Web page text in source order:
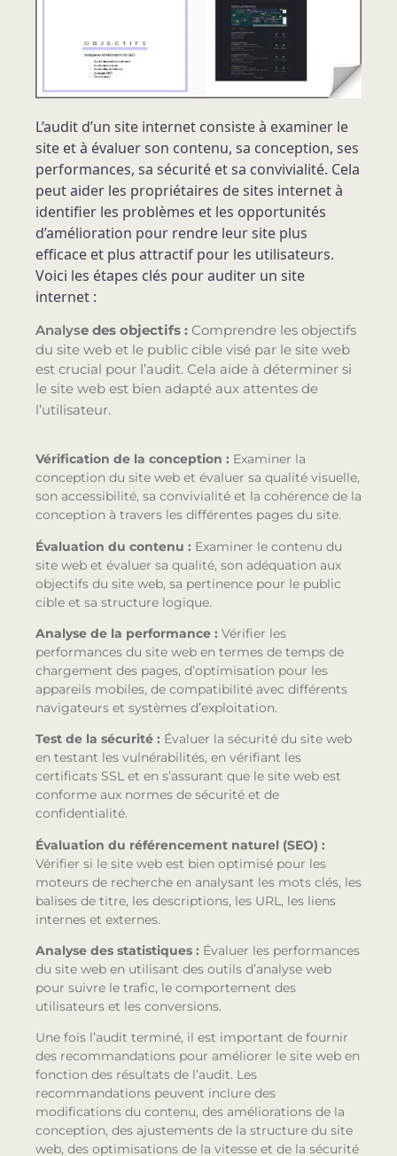
L’audit d’un site internet consiste à examiner le
site et à évaluer son contenu, sa conception, ses
performances, sa sécurité et sa convivialité. Cela
peut aider les propriétaires de sites internet à
identifier les problèmes et les opportunités
d’amélioration pour rendre leur site plus
efficace et plus attractif pour les utilisateurs.
Voici les étapes clés pour auditer un site
internet :
Analyse des objectifs : Comprendre les objectifs
du site web et le public cible visé par le site web
est crucial pour l’audit. Cela aide à déterminer si
le site web est bien adapté aux attentes de
l’utilisateur.
Vérification de la conception : Examiner la
conception du site web et évaluer sa qualité visuelle,
son accessibilité, sa convivialité et la cohérence de la
conception à travers les différentes pages du site.
Évaluation du contenu : Examiner le contenu du
site web et évaluer sa qualité, son adéquation aux
objectifs du site web, sa pertinence pour le public
cible et sa structure logique.
Analyse de la performance : Vérifier les
performances du site web en termes de temps de
chargement des pages, d’optimisation pour les
appareils mobiles, de compatibilité avec différents
navigateurs et systèmes d’exploitation.
Test de la sécurité : Évaluer la sécurité du site web
en testant les vulnérabilités, en vérifiant les
certificats SSL et en s’assurant que le site web est
conforme aux normes de sécurité et de
confidentialité.
Évaluation du référencement naturel (SEO) :
Vérifier si le site web est bien optimisé pour les
moteurs de recherche en analysant les mots clés, les
balises de titre, les descriptions, les URL, les liens
internes et externes.
Analyse des statistiques : Évaluer les performances
du site web en utilisant des outils d’analyse web
pour suivre le trafic, le comportement des
utilisateurs et les conversions.
Une fois l’audit terminé, il est important de fournir
des recommandations pour améliorer le site web en
fonction des résultats de l’audit. Les
recommandations peuvent inclure des
modifications du contenu, des améliorations de la
conception, des ajustements de la structure du site
web, des optimisations de la vitesse et de la sécurité